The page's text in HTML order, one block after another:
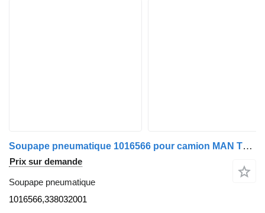
Soupape pneumatique 1016566 pour camion MAN TGA | 00
Prix sur demande
Soupape pneumatique
1016566,338032001